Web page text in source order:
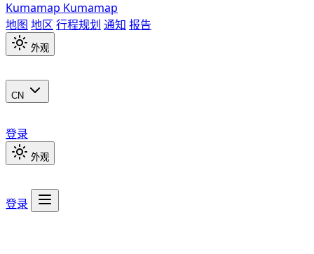
Kumamap Kumamap
地图 地区 行程规划 通知 报告
外观
CN
登录
外观
登录